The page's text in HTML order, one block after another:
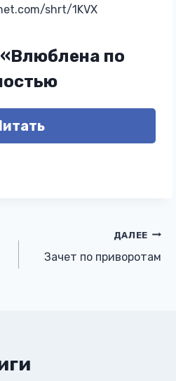
shrt/1KVX
по
ДАЛЕЕ
Зачет по приворотам